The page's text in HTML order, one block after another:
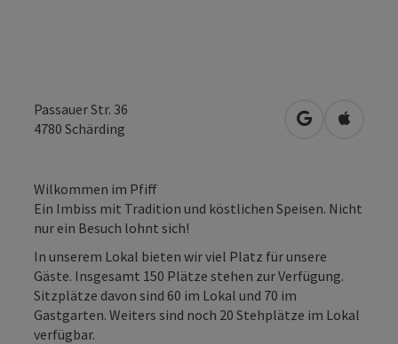
Passauer Str. 36
4780 Schärding in Google
in
Wilkommen im Pfiff
Ein Imbiss mit Tradition und köstlichen Speisen. Nicht
nur ein Besuch lohnt sich!
In unserem Lokal bieten wir viel Platz für unsere
Gäste. Insgesamt 150 Plätze stehen zur Verfügung.
Sitzplätze davon sind 60 im Lokal und 70 im
Gastgarten. Weiters sind noch 20 Stehplätze im Lokal
verfügbar.